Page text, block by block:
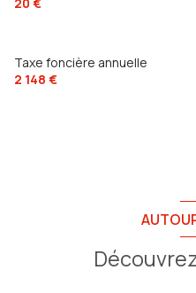
Taxe foncière annuelle
2 148 €